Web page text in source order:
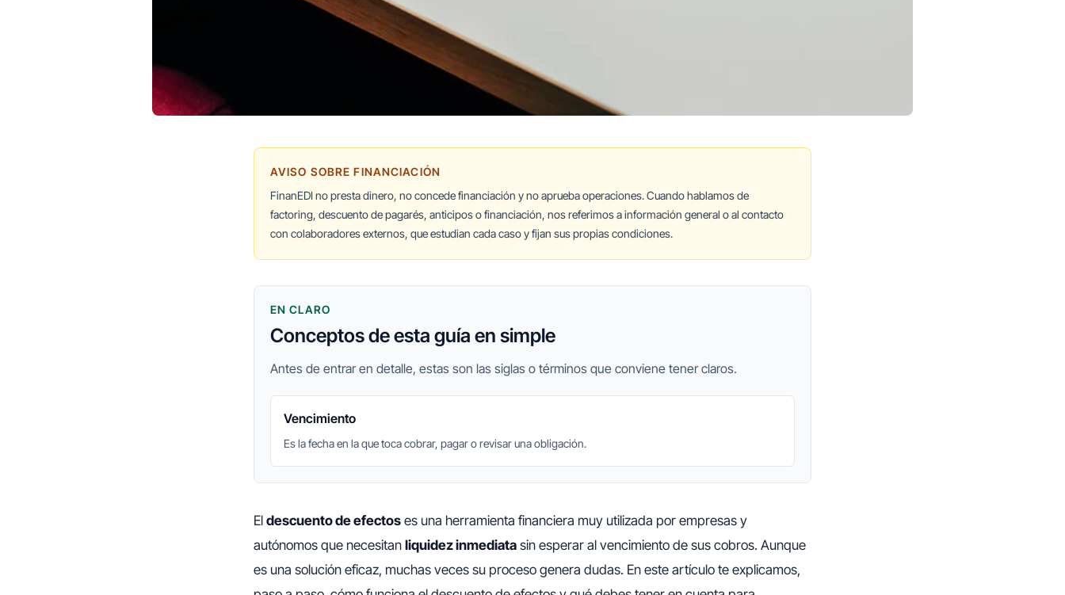
AVISO SOBRE FINANCIACIÓN
FinanEDI no presta dinero, no concede financiación y no aprueba operaciones. Cuando hablamos de
factoring, descuento de pagarés, anticipos o financiación, nos referimos a información general o al contacto
con colaboradores externos, que estudian cada caso y fijan sus propias condiciones.
EN CLARO
Conceptos de esta guía en simple
Antes de entrar en detalle, estas son las siglas o términos que conviene tener claros.
Vencimiento
Es la fecha en la que toca cobrar, pagar o revisar una obligación.
El descuento de efectos es una herramienta financiera muy utilizada por empresas y
autónomos que necesitan liquidez inmediata sin esperar al vencimiento de sus cobros. Aunque
es una solución eficaz, muchas veces su proceso genera dudas. En este artículo te explicamos,